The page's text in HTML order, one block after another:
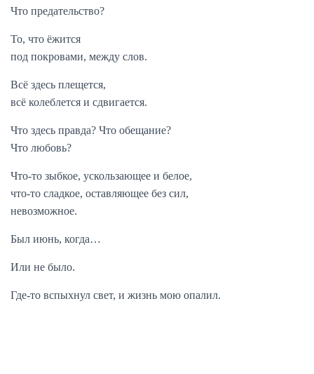
Что предательство?
То, что ёжится
под покровами, между слов.
Всё здесь плещется,
всё колеблется и сдвигается.
Что здесь правда? Что обещание?
Что любовь?
Что-то зыбкое, ускользающее и белое,
что-то сладкое, оставляющее без сил,
невозможное.
Был июнь, когда…
Или не было.
Где-то вспыхнул свет, и жизнь мою опалил.